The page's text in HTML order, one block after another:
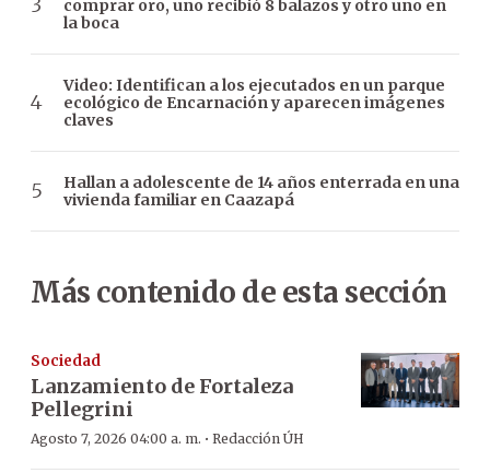
comprar oro, uno recibió 8 balazos y otro uno en
la boca
Video: Identifican a los ejecutados en un parque
ecológico de Encarnación y aparecen imágenes
claves
Hallan a adolescente de 14 años enterrada en una
vivienda familiar en Caazapá
Más contenido de esta sección
Sociedad
Lanzamiento de Fortaleza
Pellegrini
Agosto 7, 2026 04:00 a. m. · Redacción ÚH